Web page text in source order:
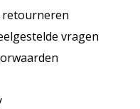
retourneren
vragen